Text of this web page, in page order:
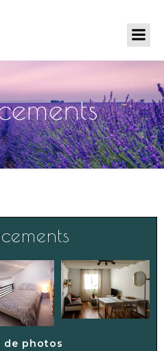
de photos